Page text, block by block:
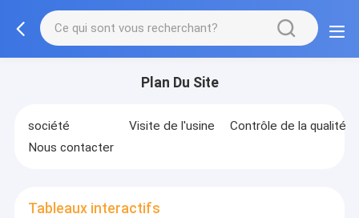
Plan Du Site
société Visite de l'usine
Contrôle de la qualité
Nous contacter
Tableaux interactifs